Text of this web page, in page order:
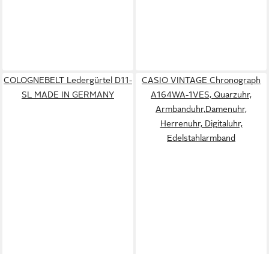
COLOGNEBELT Ledergürtel D11-
SL MADE IN GERMANY
CASIO VINTAGE Chronograph
A164WA-1VES, Quarzuhr,
Armbanduhr,Damenuhr,
Herrenuhr, Digitaluhr,
Edelstahlarmband